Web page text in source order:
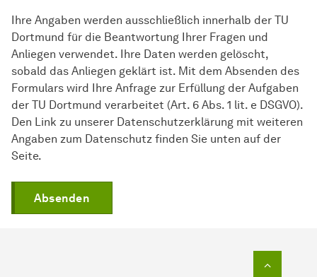
Ihre Angaben werden ausschließlich innerhalb der TU
Dortmund für die Beantwortung Ihrer Fragen und
Anliegen verwendet. Ihre Daten werden gelöscht,
sobald das Anliegen geklärt ist. Mit dem Absenden des
Formulars wird Ihre Anfrage zur Erfüllung der Aufgaben
der TU Dortmund verarbeitet (Art. 6 Abs. 1 lit. e DSGVO).
Den Link zu unserer Datenschutzerklärung mit weiteren
Angaben zum Datenschutz finden Sie unten auf der
Seite.
Absenden